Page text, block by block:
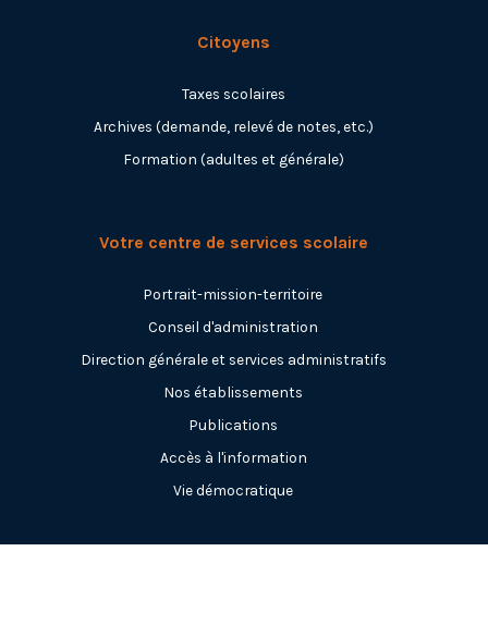
Citoyens
Taxes scolaires
Archives (demande, relevé de notes, etc.)
Formation (adultes et générale)
Votre centre de services scolaire
Portrait-mission-territoire
Conseil d'administration
Direction générale et services administratifs
Nos établissements
Publications
Accès à l'information
Vie démocratique